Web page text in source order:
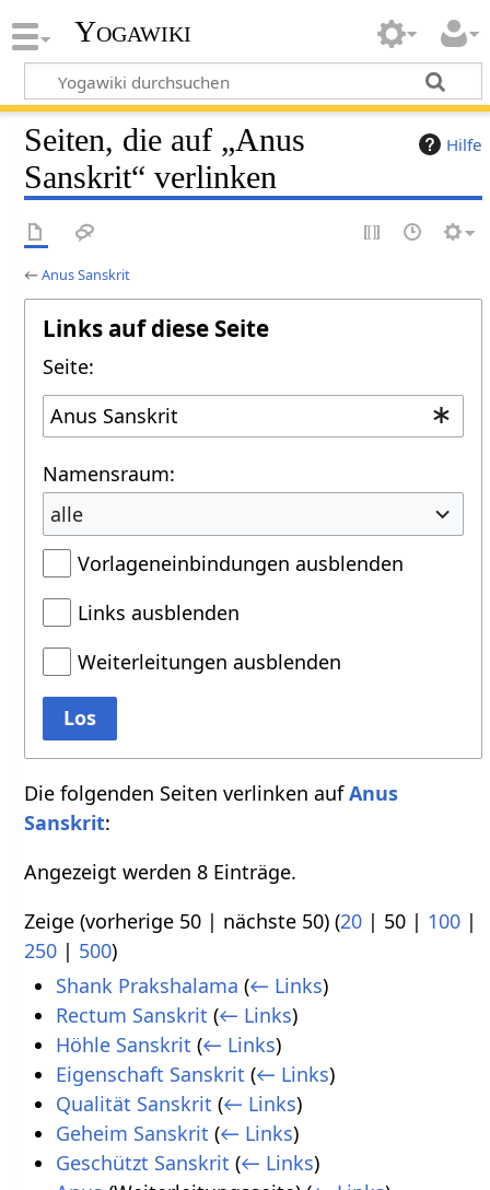
Yogawiki
Hilfe
Seiten, die auf „Anus
Sanskrit“ verlinken
←Anus Sanskrit
Links auf diese Seite
Seite:
Namensraum:
alle
Vorlageneinbindungen ausblenden
Links ausblenden
Weiterleitungen ausblenden
Los
Die folgenden Seiten verlinken aufAnus
Sanskrit:
Angezeigt werden 8 Einträge.
Zeige (vorherige 50 | nächste 50) (20 | 50 | 100 |
250 | 500)
Shank Prakshalama (← Links)
Rectum Sanskrit (← Links)
Höhle Sanskrit (← Links)
Eigenschaft Sanskrit (← Links)
Qualität Sanskrit (← Links)
Geheim Sanskrit (← Links)
Geschützt Sanskrit (← Links)